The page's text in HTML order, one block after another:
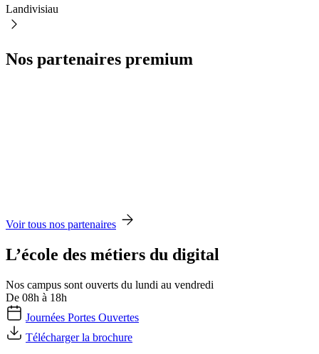
Landivisiau
Nos partenaires premium
Voir tous nos partenaires
L’école des métiers du digital
Nos campus sont ouverts du lundi au vendredi
De 08h à 18h
Journées Portes Ouvertes
Télécharger la brochure